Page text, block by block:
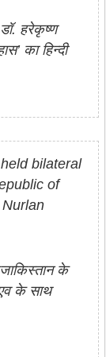
हरेकृष्‍ण
का हिन्‍दी
bilateral
of
के
के साथ